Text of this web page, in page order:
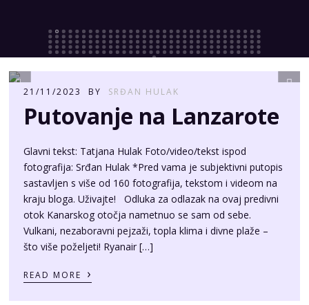
21/11/2023 BY SRĐAN HULAK
Putovanje na Lanzarote
Glavni tekst: Tatjana Hulak Foto/video/tekst ispod
fotografija: Srđan Hulak *Pred vama je subjektivni putopis
sastavljen s više od 160 fotografija, tekstom i videom na
kraju bloga. Uživajte! Odluka za odlazak na ovaj predivni
otok Kanarskog otočja nametnuo se sam od sebe.
Vulkani, nezaboravni pejzaži, topla klima i divne plaže –
što više poželjeti! Ryanair […]
READ MORE ›